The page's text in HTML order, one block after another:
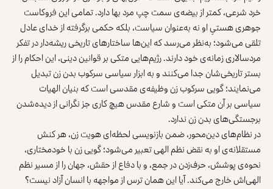
خرد شرعی، کمتر از بیضه‌ی سمت چپ مرد بها دارد. تمامی این فروکاست
جوهری هستیِ او نه‌ به‌عنوان سیاست، بلکه حکمی برگرفته از خدای عادل
تلقی می‌شود؛ به‌نظر می‌رسد که این‌ها ساختارهای تاریخی ریشه‌دار در تفکر
مردسالاری زمانه‌ی خود دارند. رژیم‌هایی متکی بر قوانین دینی، این احکام را از
بستر تاریخی‌شان جدا می‌کنند و به ابزار سیاسی سرکوب بدن زن تبدیل
می‌نمایند؛ گویی سرکوب زن وظیفه‌ی مقدسی است که بنیان الهیات
سیاسی بر آن متکی است و شارع مقدس هیچ کاری جز نگرانی از دیده‌شدن
برجستگی‌های بدن زن ندارد.
در نظام‌های دین‌محور، ضمن بازنویسی لحظه‌ای هویت زن، هر کنش
مستقلانه‌ی او به نقض نظم الهی تعبیر می‌شود؛ گویی زن با خودمختاری،
نحوه‌ی پوشش، حرف‌زدن در جمع، و با دفاع از حقش، جهان را از مسیر نظم
الهی‌اش خارج می‌کند. آیا این همان ترس از مواجهه با انسان آزاد نیست؟